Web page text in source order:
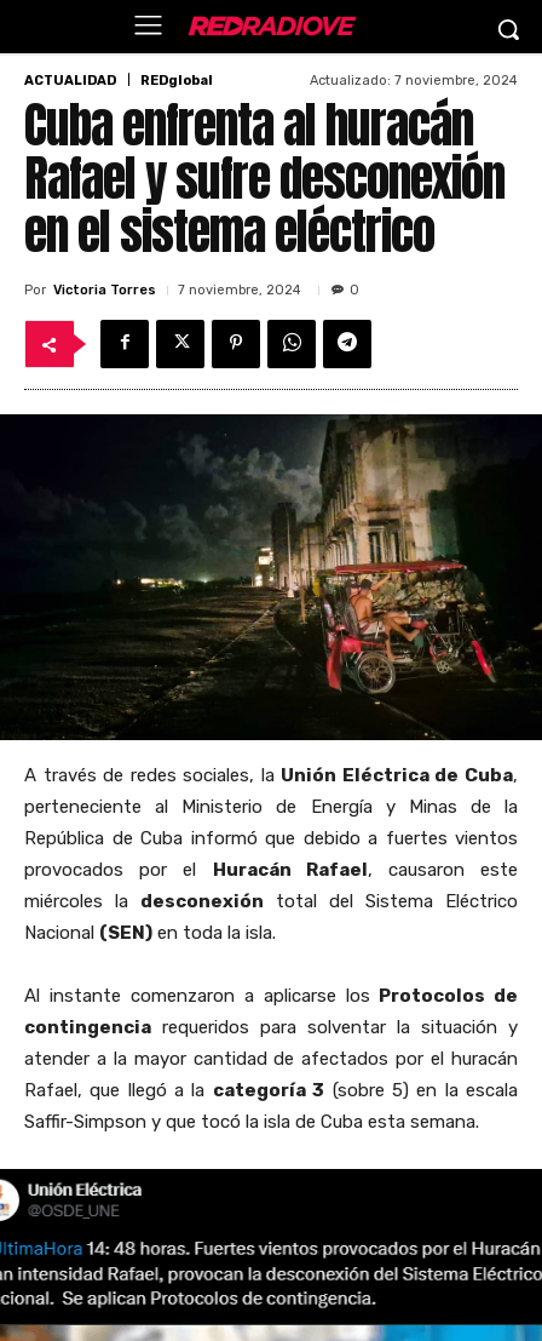
ACTUALIDAD REDglobal Actualizado: 7 noviembre, 2024
Cuba enfrenta al huracán
Rafael y sufre desconexión
en el sistema eléctrico
Por Victoria Torres 7 noviembre, 2024 0
A través de redes sociales, la Unión Eléctrica de Cuba,
perteneciente al Ministerio de Energía y Minas de la
República de Cuba informó que debido a fuertes vientos
provocados por el Huracán Rafael, causaron este
miércoles la desconexión total del Sistema Eléctrico
Nacional (SEN) en toda la isla.
Al instante comenzaron a aplicarse los Protocolos de
contingencia requeridos para solventar la situación y
atender a la mayor cantidad de afectados por el huracán
Rafael, que llegó a la categoría 3 (sobre 5) en la escala
Saffir-Simpson y que tocó la isla de Cuba esta semana.